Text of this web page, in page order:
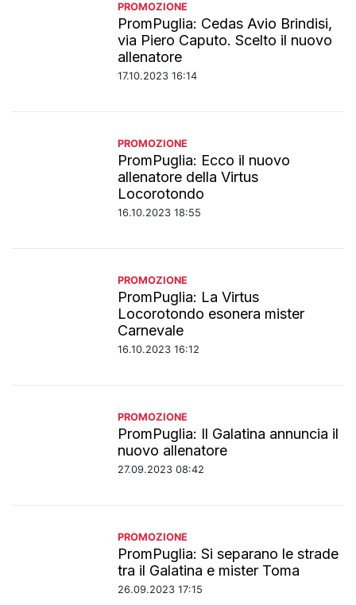
PROMOZIONE
PromPuglia: Cedas Avio Brindisi,
via Piero Caputo. Scelto il nuovo
allenatore
17.10.2023 16:14
PROMOZIONE
PromPuglia: Ecco il nuovo
allenatore della Virtus
Locorotondo
16.10.2023 18:55
PROMOZIONE
PromPuglia: La Virtus
Locorotondo esonera mister
Carnevale
16.10.2023 16:12
PROMOZIONE
PromPuglia: Il Galatina annuncia il
nuovo allenatore
27.09.2023 08:42
PROMOZIONE
PromPuglia: Si separano le strade
tra il Galatina e mister Toma
26.09.2023 17:15